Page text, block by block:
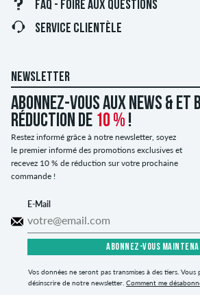
FAQ - FOIRE AUX QUESTIONS
SERVICE CLIENTÈLE
NEWSLETTER
Abonnez-vous aux news & et
réduction de 10 % !
Restez informé grâce à notre newsletter, soyez
le premier informé des promotions exclusives et
recevez 10 % de réduction sur votre prochaine
commande !
E-Mail
ABONNEZ-VOUS
Vos données ne seront pas transmises à des tiers.
désinscrire de notre newsletter. Comment me